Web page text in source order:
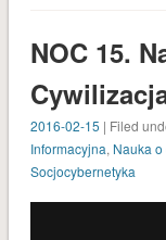
NOC 15.
2016-02-15 | Filed
Informacyjna, Nauka
Socjocybernetyka